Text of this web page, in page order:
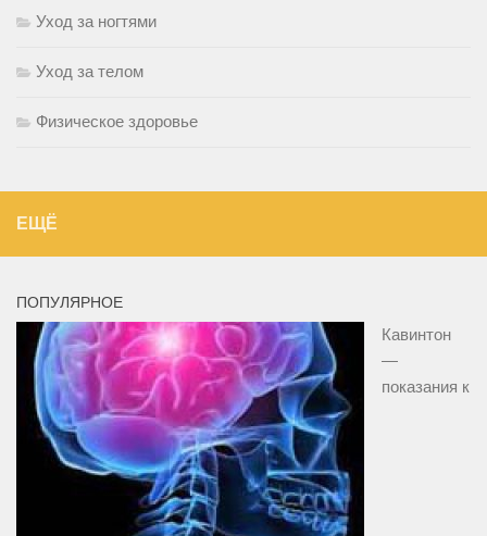
Уход за ногтями
Уход за телом
Физическое здоровье
ЕЩЁ
ПОПУЛЯРНОЕ
Кавинтон
—
показания к